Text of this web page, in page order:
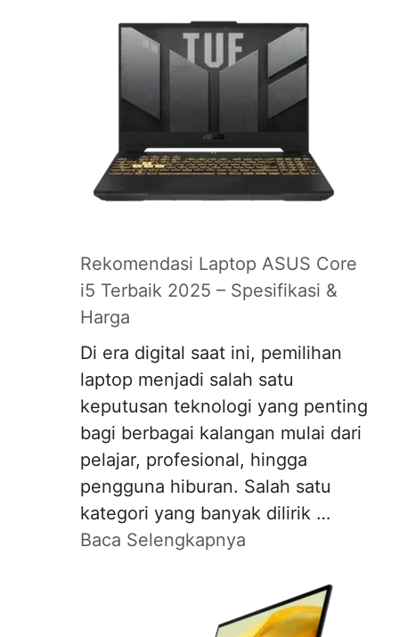
Rekomendasi Laptop ASUS Core
i5 Terbaik 2025 – Spesifikasi &
Harga
Di era digital saat ini, pemilihan
laptop menjadi salah satu
keputusan teknologi yang penting
bagi berbagai kalangan mulai dari
pelajar, profesional, hingga
pengguna hiburan. Salah satu
kategori yang banyak dilirik …
Baca Selengkapnya